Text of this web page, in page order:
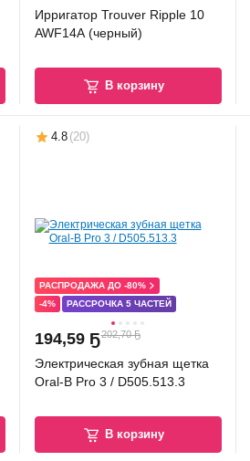
Ирригатор Trouver Ripple 10
AWF14A (черный)
В корзину
4.8 (20)
-4% РАССРОЧКА 5 ЧАСТЕЙ
РАСПРОДАЖА ДО -80%
194,59 Ҕ202,70 Ҕ
Электрическая зубная щетка
Oral-B Pro 3 / D505.513.3
В корзину